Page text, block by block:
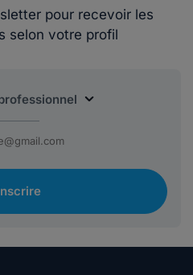
pour recevoir les
selon votre profil